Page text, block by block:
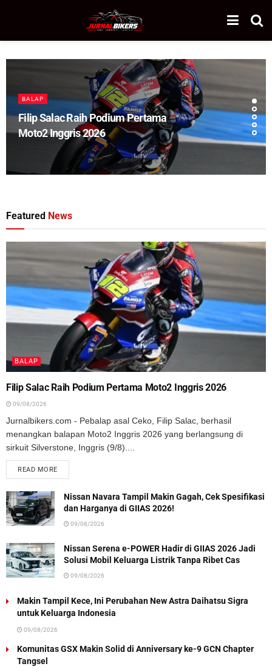
BALAP
Filip Salac Raih Podium Pertama
Moto2 Inggris 2026
Featured News
BALAP
Filip Salac Raih Podium Pertama Moto2 Inggris 2026
09/08/2026
Jurnalbikers.com - Pebalap asal Ceko, Filip Salac, berhasil
menangkan balapan Moto2 Inggris 2026 yang berlangsung di
sirkuit Silverstone, Inggris (9/8)....
READ MORE
Nissan Navara Tampil Makin Gagah, Cek Spesifikasi
dan Harganya di GIIAS 2026!
09/08/2026
Nissan Serena e-POWER Hadir di GIIAS 2026 Jadi
Solusi Mobil Keluarga Listrik Tanpa Ribet Cas
09/08/2026
Makin Tampil Kece, Ini Perubahan New Astra Daihatsu Sigra
untuk Keluarga Indonesia
09/08/2026
Komunitas GSX Makin Solid di Anniversary ke-9 GCN Chapter
Tangsel